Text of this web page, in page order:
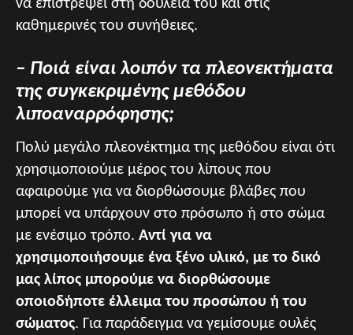
να επιστρέψει στη δουλειά του και στις
καθημερινές του συνήθειες.
– Ποιά είναι λοιπόν τα πλεονεκτήματα
της συγκεκριμένης μεθόδου
λιποαναρρόφησης;
Πολύ μεγάλο πλεονέκτημα της μεθόδου είναι ότι
χρησιμοποιούμε μέρος του λίπους που
αφαιρούμε για να διορθώσουμε βλάβες που
μπορεί να υπάρχουν στο πρόσωπο ή στο σώμα
με ενέσιμο τρόπο. Αντί για να
χρησιμοποιήσουμε ένα ξένο υλικό, με το δικό
μας λίπος μπορούμε να διορθώσουμε
οποιοδήποτε έλλειμα του προσώπου ή του
σώματος. Για παράδειγμα να γεμίσουμε ουλές